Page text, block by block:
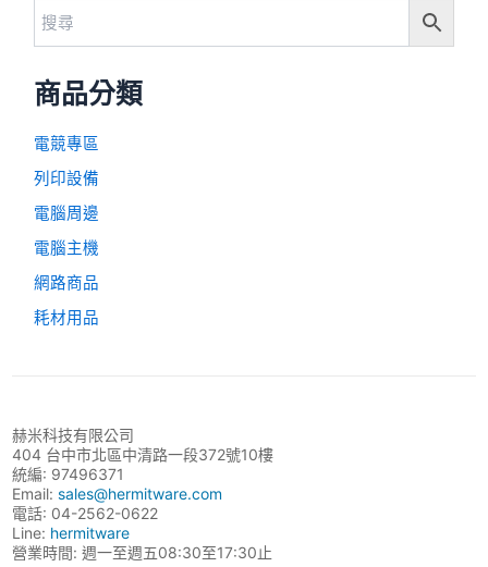
商品分類
電競專區
列印設備
電腦周邊
電腦主機
網路商品
耗材用品
赫米科技有限公司
404 台中市北區中清路一段372號10樓
統編: 97496371
Email:sales@hermitware.com
電話: 04-2562-0622
Line: hermitware
營業時間: 週一至週五08:30至17:30止